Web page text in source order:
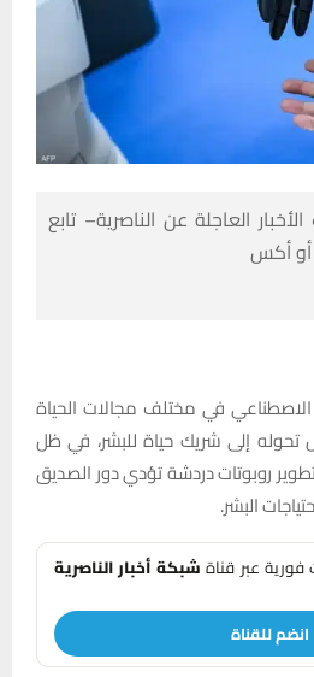
العاجلة عن الناصرية– تابع
أو أكس
في مختلف مجالات الحياة
إلى شريك حياة للبشر، في ظل
روبوتات دردشة تؤدي دور الصديق
البشر.
فورية عبر قناةشبكة أخبار الناصرية
انضم للقناة